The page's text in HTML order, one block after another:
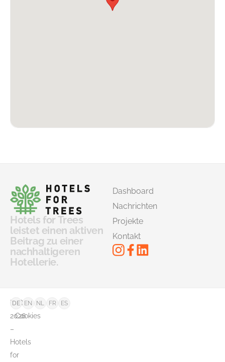
Hotels for Trees
leistet einen aktiven
Beitrag zu einer
nachhaltigeren
Hotellerie.
Dashboard
Nachrichten
Projekte
Kontakt
©
2026
–
Hotels
for
FAQ
Cookies
DE EN NL FR ES